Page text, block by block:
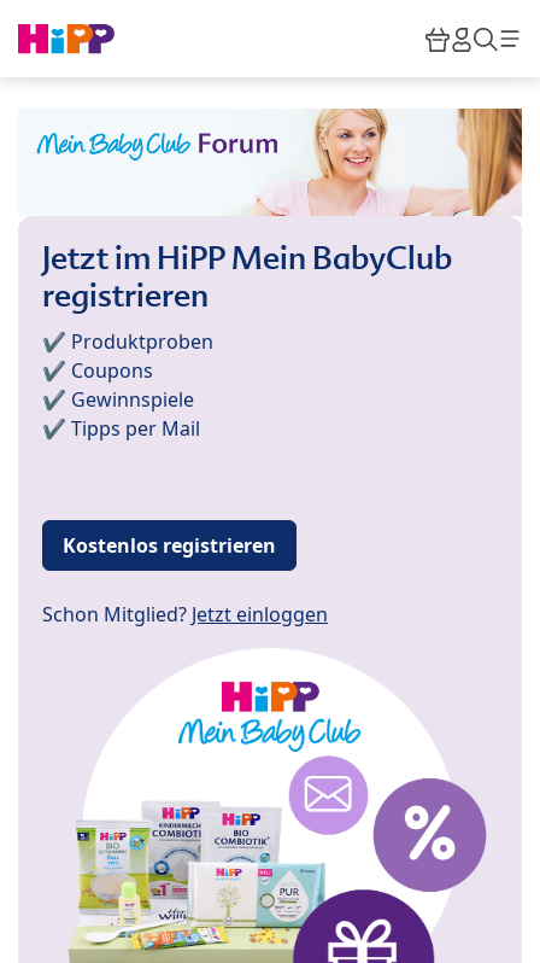
HiPP
Jetzt im HiPP Mein BabyClub
registrieren
✔️ Produktproben
✔️ Coupons
✔️ Gewinnspiele
✔️ Tipps per Mail
Kostenlos registrieren
Schon Mitglied? Jetzt einloggen